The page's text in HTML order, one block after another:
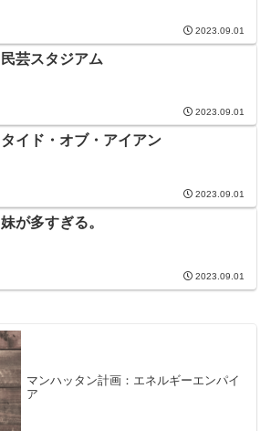
2023.09.01
民芸スタジアム
2023.09.01
タイド・オブ・アイアン
2023.09.01
妹が多すぎる。
2023.09.01
マンハッタン計画：エネルギーエンパイ
ア